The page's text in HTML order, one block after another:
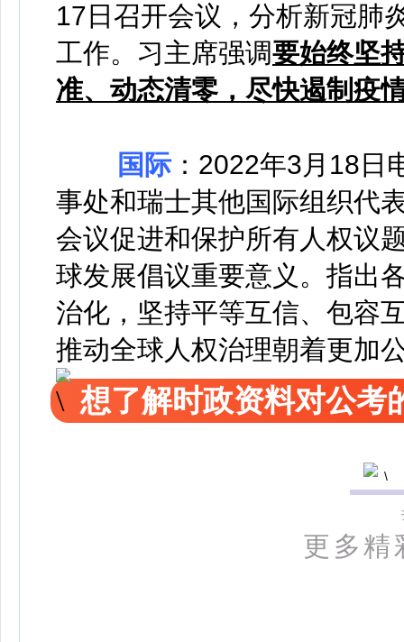
17日召开会议，分析新冠肺
工作。习主席强调要始终坚
准、动态清零 ，尽快遏制疫
国际：2022年3月18日
事处和瑞士其他国际组织代
会议促进和保护所有人权议
球发展倡议重要意义。指出
治化，坚持平等互信、包容
推动全球人权治理朝着更加
想了解时政资料对公考
更多精